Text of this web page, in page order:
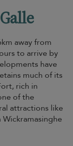
away from
to arrive by
have
much of its
rich in
of the
attractions like